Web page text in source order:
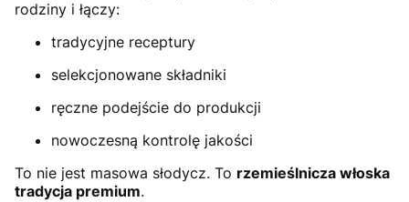
rodziny i łączy:
tradycyjne receptury
selekcjonowane składniki
ręczne podejście do produkcji
nowoczesną kontrolę jakości
To nie jest masowa słodycz. To rzemieślnicza włoska
tradycja premium.